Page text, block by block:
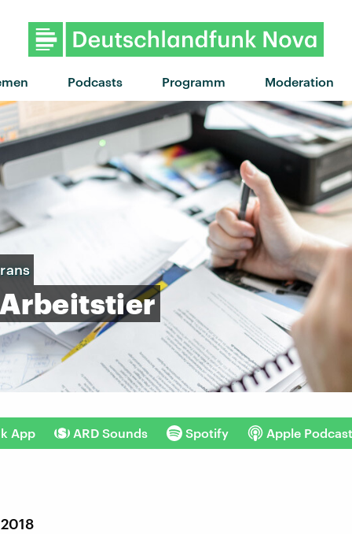
Podcasts Programm Moderation
"Questions" von
Arbeitstier
App ARD Sounds Spotify Apple